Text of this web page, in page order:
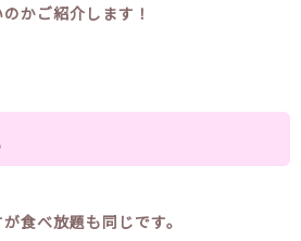
かご紹介します！
食べ放題も同じです。